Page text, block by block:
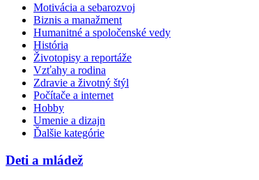
Motivácia a sebarozvoj
Biznis a manažment
Humanitné a spoločenské vedy
História
Životopisy a reportáže
Vzťahy a rodina
Zdravie a životný štýl
Počítače a internet
Hobby
Umenie a dizajn
Ďalšie kategórie
Deti a mládež